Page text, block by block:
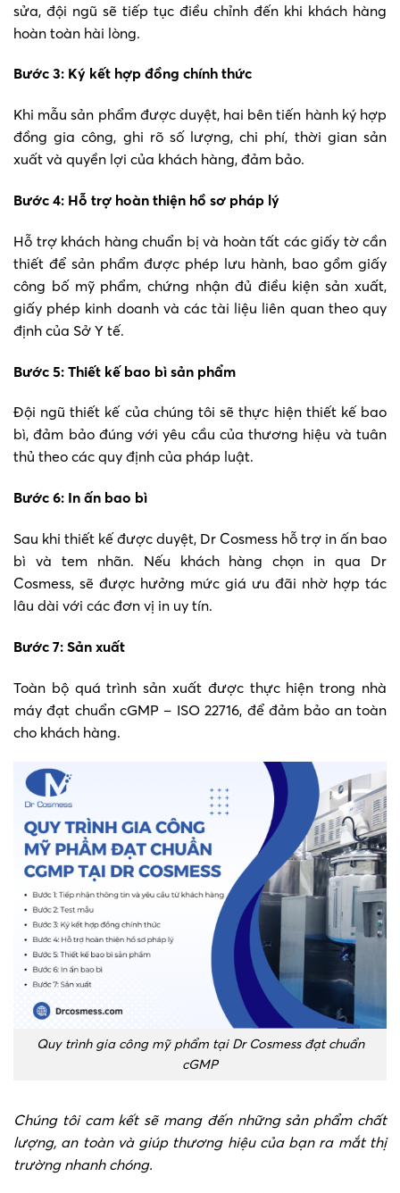
sửa, đội ngũ sẽ tiếp tục điều chỉnh đến khi khách hàng
hoàn toàn hài lòng.
Bước 3: Ký kết hợp đồng chính thức
Khi mẫu sản phẩm được duyệt, hai bên tiến hành ký hợp
đồng gia công, ghi rõ số lượng, chi phí, thời gian sản
xuất và quyền lợi của khách hàng, đảm bảo.
Bước 4: Hỗ trợ hoàn thiện hồ sơ pháp lý
Hỗ trợ khách hàng chuẩn bị và hoàn tất các giấy tờ cần
thiết để sản phẩm được phép lưu hành, bao gồm giấy
công bố mỹ phẩm, chứng nhận đủ điều kiện sản xuất,
giấy phép kinh doanh và các tài liệu liên quan theo quy
định của Sở Y tế.
Bước 5: Thiết kế bao bì sản phẩm
Đội ngũ thiết kế của chúng tôi sẽ thực hiện thiết kế bao
bì, đảm bảo đúng với yêu cầu của thương hiệu và tuân
thủ theo các quy định của pháp luật.
Bước 6: In ấn bao bì
Sau khi thiết kế được duyệt, Dr Cosmess hỗ trợ in ấn bao
bì và tem nhãn. Nếu khách hàng chọn in qua Dr
Cosmess, sẽ được hưởng mức giá ưu đãi nhờ hợp tác
lâu dài với các đơn vị in uy tín.
Bước 7: Sản xuất
Toàn bộ quá trình sản xuất được thực hiện trong nhà
máy đạt chuẩn cGMP – ISO 22716, để đảm bảo an toàn
cho khách hàng.
Quy trình gia công mỹ phẩm tại Dr Cosmess đạt chuẩn
cGMP
Chúng tôi cam kết sẽ mang đến những sản phẩm chất
lượng, an toàn và giúp thương hiệu của bạn ra mắt thị
trường nhanh chóng.